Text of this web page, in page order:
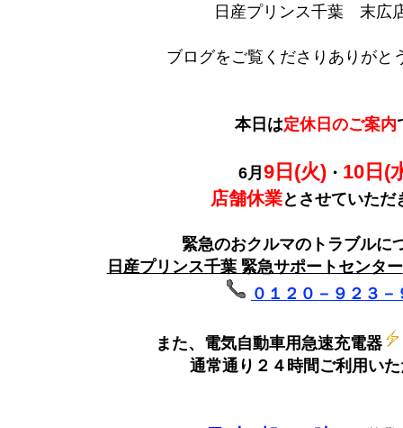
日産プリンス千葉 末広
ブログをご覧くださりありがと
本日は定休日のご案内
6月 9日(火) ・ 10日(
店舗休業とさせていただ
緊急のおクルマのトラブルに
日産プリンス千葉 緊急サポートセンター
０１２０－９２３－
また、電気自動車用急速充電器
通常通り２４時間ご利用い